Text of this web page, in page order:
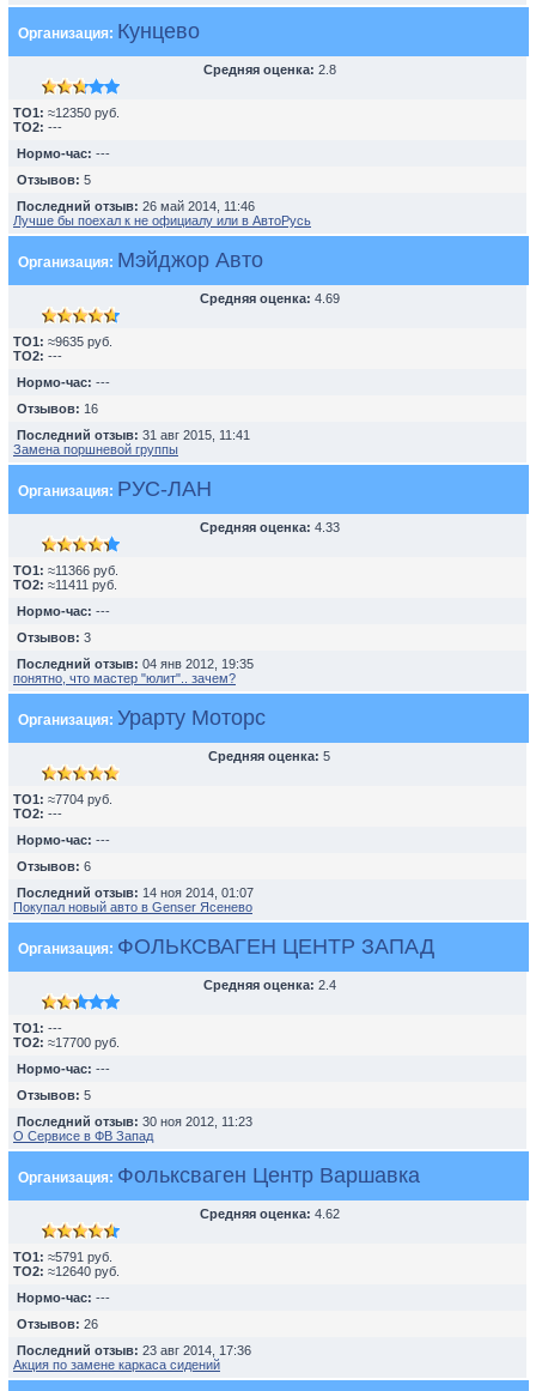
Организация: Кунцево
Средняя оценка: 2.8
TO1: ≈12350 руб.
TO2: ---
Нормо-час: ---
Отзывов: 5
Последний отзыв: 26 май 2014, 11:46
Лучше бы поехал к не официалу или в АвтоРусь
Организация: Мэйджор Авто
Средняя оценка: 4.69
TO1: ≈9635 руб.
TO2: ---
Нормо-час: ---
Отзывов: 16
Последний отзыв: 31 авг 2015, 11:41
Замена поршневой группы
Организация: РУС-ЛАН
Средняя оценка: 4.33
TO1: ≈11366 руб.
TO2: ≈11411 руб.
Нормо-час: ---
Отзывов: 3
Последний отзыв: 04 янв 2012, 19:35
понятно, что мастер "юлит".. зачем?
Организация: Урарту Моторс
Средняя оценка: 5
TO1: ≈7704 руб.
TO2: ---
Нормо-час: ---
Отзывов: 6
Последний отзыв: 14 ноя 2014, 01:07
Покупал новый авто в Genser Ясенево
Организация: ФОЛЬКСВАГЕН ЦЕНТР ЗАПАД
Средняя оценка: 2.4
TO1: ---
TO2: ≈17700 руб.
Нормо-час: ---
Отзывов: 5
Последний отзыв: 30 ноя 2012, 11:23
О Сервисе в ФВ Запад
Организация: Фольксваген Центр Варшавка
Средняя оценка: 4.62
TO1: ≈5791 руб.
TO2: ≈12640 руб.
Нормо-час: ---
Отзывов: 26
Последний отзыв: 23 авг 2014, 17:36
Акция по замене каркаса сидений